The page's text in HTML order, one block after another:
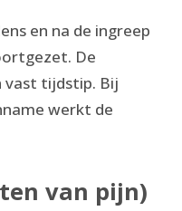
en na de ingreep
De
vast tijdstip. Bij
werkt de
van pijn)